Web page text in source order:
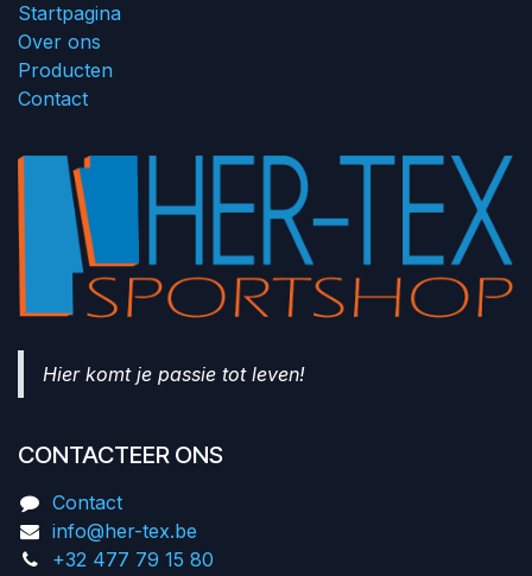
Startpagina
Over ons
Producten
Contact
Hier komt je passie tot leven!
CONTACTEER ONS
Contact
info@her-tex.be
+32 477 79 15 80